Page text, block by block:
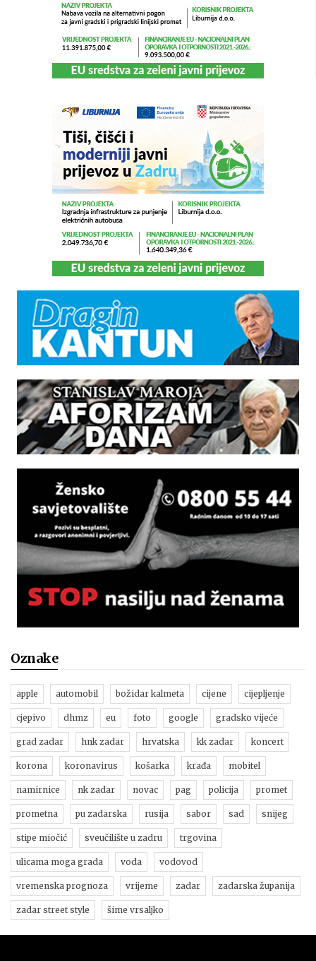
Oznake
apple automobil božidar kalmeta cijene cijepljenje
cjepivo dhmz eu foto google gradsko vijeće
grad zadar hnk zadar hrvatska kk zadar koncert
korona koronavirus košarka krađa mobitel
namirnice nk zadar novac pag policija promet
prometna pu zadarska rusija sabor sad snijeg
stipe miočić sveučilište u zadru trgovina
ulicama moga grada voda vodovod
vremenska prognoza vrijeme zadar zadarska županija
zadar street style šime vrsaljko